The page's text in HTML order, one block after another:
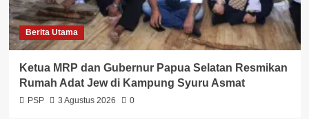
Berita Utama
Ketua MRP dan Gubernur Papua Selatan Resmikan
Rumah Adat Jew di Kampung Syuru Asmat
PSP 3 Agustus 2026 0